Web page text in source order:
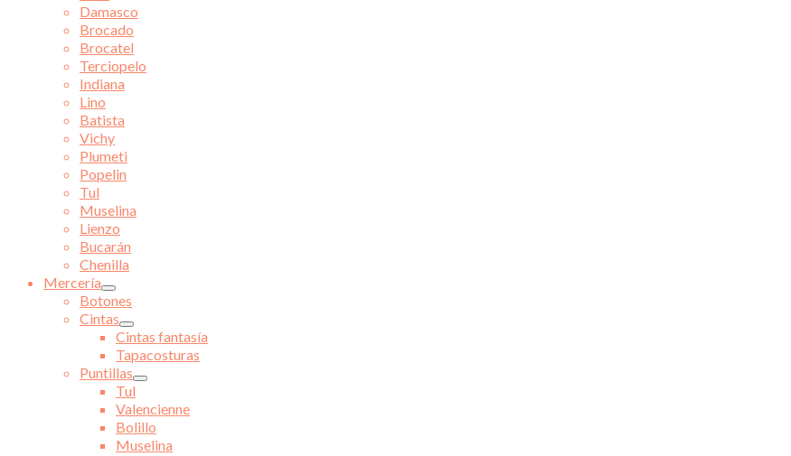
Damasco
Brocado
Brocatel
Terciopelo
Indiana
Lino
Batista
Vichy
Plumeti
Popelin
Tul
Muselina
Lienzo
Bucarán
Chenilla
Mercería
Botones
Cintas
Cintas fantasía
Tapacosturas
Puntillas
Tul
Valencienne
Bolillo
Muselina